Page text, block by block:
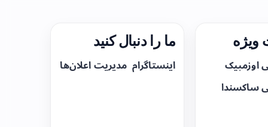
ویژه
اوزمپیک
ساکسندا
ما را دنبال کنید
اینستاگرام مدیریت اعلان‌ها